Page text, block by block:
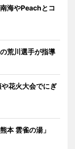
海やPeachとコ
荒川選手が指導
花火大会でにぎ
本 雲雀の湯」